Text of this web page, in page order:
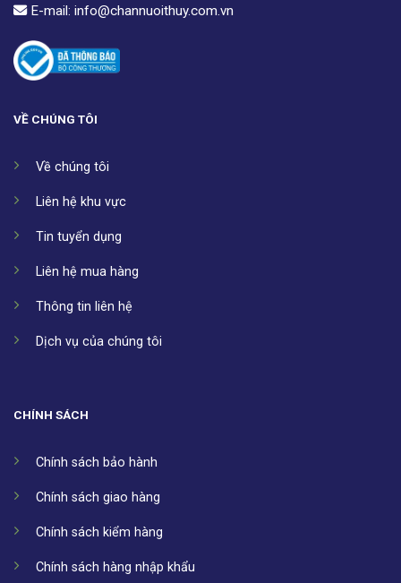
E-mail: info@channuoithuy.com.vn
VỀ CHÚNG TÔI
Về chúng tôi
Liên hệ khu vực
Tin tuyển dụng
Liên hệ mua hàng
Thông tin liên hệ
Dịch vụ của chúng tôi
CHÍNH SÁCH
Chính sách bảo hành
Chính sách giao hàng
Chính sách kiểm hàng
Chính sách hàng nhập khẩu